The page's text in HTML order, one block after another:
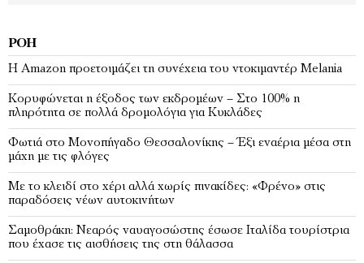
ΡΟΉ
Η Amazon προετοιμάζει τη συνέχεια του ντοκιμαντέρ Melania
Κορυφώνεται η έξοδος των εκδρομέων – Στο 100% η
πληρότητα σε πολλά δρομολόγια για Κυκλάδες
Φωτιά στο Μονοπήγαδο Θεσσαλονίκης – Έξι εναέρια μέσα στη
μάχη με τις φλόγες
Με το κλειδί στο χέρι αλλά χωρίς πινακίδες: «Φρένο» στις
παραδόσεις νέων αυτοκινήτων
Σαμοθράκη: Νεαρός ναυαγοσώστης έσωσε Ιταλίδα τουρίστρια
που έχασε τις αισθήσεις της στη θάλασσα